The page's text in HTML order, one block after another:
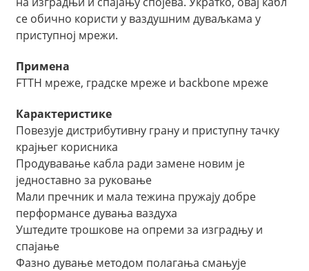
се обично користи у ваздушним дуваљкама у
приступној мрежи.
Примена
FTTH мреже, градске мреже и backbone мреже
Карактеристике
Повезује дистрибутивну грану и приступну тачку
крајњег корисника
Продувавање кабла ради замене новим је
једноставно за руковање
Мали пречник и мала тежина пружају добре
перформансе дувања ваздуха
Уштедите трошкове на опреми за изградњу и
спајање
Фазно дување методом полагања смањује